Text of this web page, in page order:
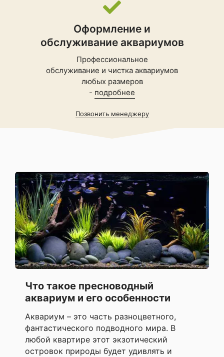
Оформление и
обслуживание аквариумов
Профессиональное
обслуживание и чистка аквариумов
любых размеров
- подробнее
Позвонить менеджеру
Что такое пресноводный
аквариум и его особенности
Аквариум – это часть разноцветного,
фантастического подводного мира. В
любой квартире этот экзотический
островок природы будет удивлять и